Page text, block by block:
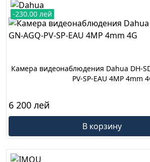
-230.00 лей
Камера видеонаблюдения Dahua DH-
PV-SP-EAU 4MP 4mm
6 200 лей
В корзину